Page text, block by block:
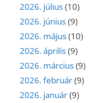
2026. július(10)
2026. június(9)
2026. május(10)
2026. április(9)
2026. március(9)
2026. február(9)
2026. január(9)